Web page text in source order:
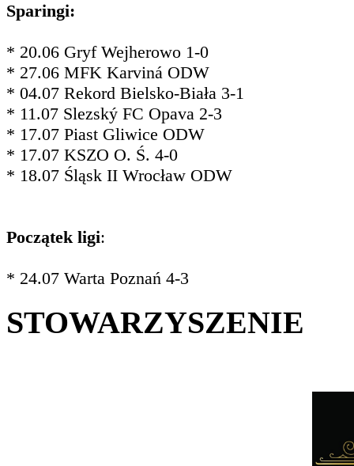
Sparingi:
* 20.06 Gryf Wejherowo 1-0
* 27.06 MFK Karviná ODW
* 04.07 Rekord Bielsko-Biała 3-1
* 11.07 Slezský FC Opava 2-3
* 17.07 Piast Gliwice ODW
* 17.07 KSZO O. Ś. 4-0
* 18.07 Śląsk II Wrocław ODW
Początek ligi:
* 24.07 Warta Poznań 4-3
STOWARZYSZENIE